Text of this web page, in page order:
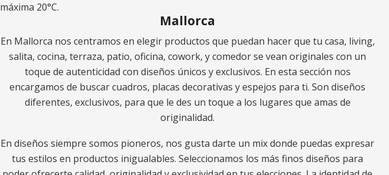
máxima 20°C.
Mallorca
En Mallorca nos centramos en elegir productos que puedan hacer que tu casa, living,
salita, cocina, terraza, patio, oficina, cowork, y comedor se vean originales con un
toque de autenticidad con diseños únicos y exclusivos. En esta sección nos
encargamos de buscar cuadros, placas decorativas y espejos para ti. Son diseños
diferentes, exclusivos, para que le des un toque a los lugares que amas de
originalidad.
En diseños siempre somos pioneros, nos gusta darte un mix donde puedas expresar
tus estilos en productos inigualables. Seleccionamos los más finos diseños para